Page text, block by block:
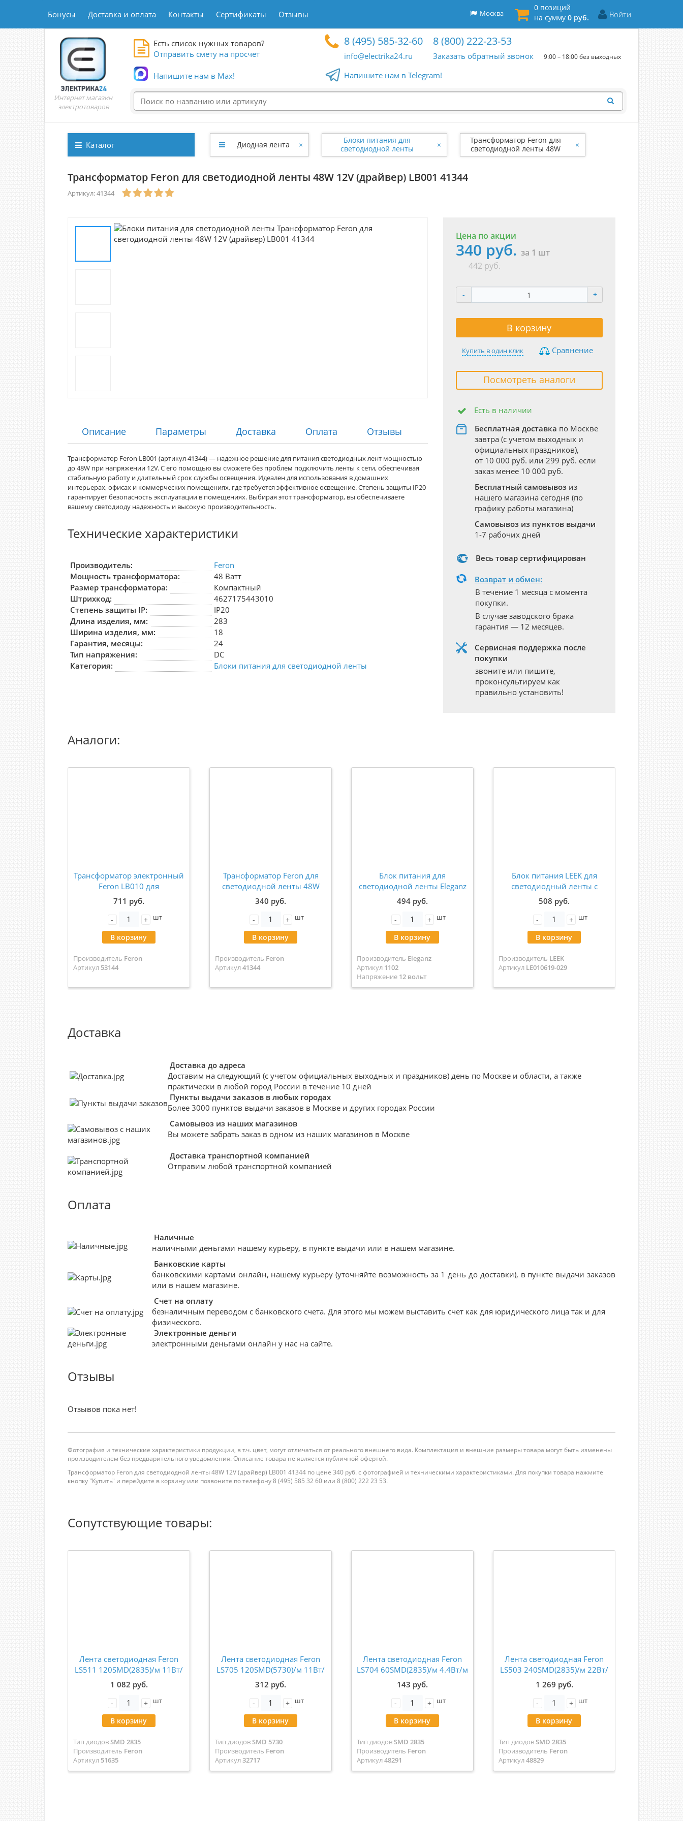
Бонусы Доставка и оплата Контакты Сертификаты Отзывы Войти
0 позиций
на сумму 0 руб.
Москва
Интернет магазин
электротоваров
Есть список нужных товаров?
Отправить смету на просчет
Напишите нам в Max!
8 (495) 585-32-60
info@electrika24.ru
8 (800) 222-23-53
Заказать обратный звонок 9:00 – 18:00 без выходных
Напишите нам в Telegram!
Каталог Диодная лента ×
Блоки питания для
светодиодной ленты
×
Трансформатор Feron для
светодиодной ленты 48W
12V (драйвер) LB001 41344
×
Трансформатор Feron для светодиодной ленты 48W 12V (драйвер) LB001 41344
Артикул: 41344
Цена по акции
340 руб. за 1 шт
442 руб.
- +
В корзину
Купить в один клик Сравнение
Посмотреть аналоги
Есть в наличии
Бесплатная доставка по Москве
завтра (с учетом выходных и
официальных праздников),
от 10 000 руб. или 299 руб. если
заказ менее 10 000 руб.
Бесплатный самовывоз из
нашего магазина сегодня (по
графику работы магазина)
Самовывоз из пунктов выдачи
1-7 рабочих дней
Весь товар сертифицирован
Возврат и обмен:
В течение 1 месяца с момента
покупки.
В случае заводского брака
гарантия — 12 месяцев.
Сервисная поддержка после
покупки
звоните или пишите,
проконсультируем как
правильно установить!
Описание Параметры Доставка Оплата Отзывы
Трансформатор Feron LB001 (артикул 41344) — надежное решение для питания светодиодных лент мощностью
до 48W при напряжении 12V. С его помощью вы сможете без проблем подключить ленты к сети, обеспечивая
стабильную работу и длительный срок службы освещения. Идеален для использования в домашних
интерьерах, офисах и коммерческих помещениях, где требуется эффективное освещение. Степень защиты IP20
гарантирует безопасность эксплуатации в помещениях. Выбирая этот трансформатор, вы обеспечиваете
вашему светодиоду надежность и высокую производительность.
Технические характеристики
Производитель:
Feron
Мощность трансформатора:
48 Ватт
Размер трансформатора:
Компактный
Штрихкод:
4627175443010
Степень защиты IP:
IP20
Длина изделия, мм:
283
Ширина изделия, мм:
18
Гарантия, месяцы:
24
Тип напряжения:
DC
Категория:
Блоки питания для светодиодной ленты
Аналоги:
Трансформатор электронный
Feron LB010 для
светодиодной ленты 48W
24V 93*33.8*13мм IP20
(драйвер) 53144
711 руб.
- + шт
В корзину
Производитель Feron
Артикул 53144
Трансформатор Feron для
светодиодной ленты 48W
12V (драйвер) LB001 41344
340 руб.
- + шт
В корзину
Производитель Feron
Артикул41344
Блок питания для
светодиодной ленты Eleganz
12V 48W IP20 карандаш
узкий 1102
494 руб.
- + шт
В корзину
Производитель Eleganz
Артикул 1102
Напряжение 12 вольт
Блок питания LEEK для
светодиодный ленты с
вилкой 12В 48Вт IP20
LE010619-029
508 руб.
- + шт
В корзину
Производитель LEEK
Артикул LE010619-029
Доставка
Доставка до адреса
Доставим на следующий (с учетом официальных выходных и праздников) день по Москве и области, а также
практически в любой город России в течение 10 дней
Пункты выдачи заказов в любых городах
Более 3000 пунктов выдачи заказов в Москве и других городах России
Самовывоз из наших магазинов
Вы можете забрать заказ в одном из наших магазинов в Москве
Доставка транспортной компанией
Отправим любой транспортной компанией
Оплата
Наличные
наличными деньгами нашему курьеру, в пункте выдачи или в нашем магазине.
Банковские карты
банковскими картами онлайн, нашему курьеру (уточняйте возможность за 1 день до доставки), в пункте выдачи заказов
или в нашем магазине.
Счет на оплату
безналичным переводом с банковского счета. Для этого мы можем выставить счет как для юридического лица так и для
физического.
Электронные деньги
электронными деньгами онлайн у нас на сайте.
Отзывы
Отзывов пока нет!
Фотография и технические характеристики продукции, в т.ч. цвет, могут отличаться от реального внешнего вида. Комплектация и внешние размеры товара могут быть изменены
производителем без предварительного уведомления. Описание товара не является публичной офертой.
Трансформатор Feron для светодиодной ленты 48W 12V (драйвер) LB001 41344 по цене 340 руб. с фотографией и техническими характеристиками. Для покупки товара нажмите
кнопку "Купить" и перейдите в корзину или позвоните по телефону 8 (495) 585 32 60 или 8 (800) 222 23 53.
Сопутствующие товары:
Лента светодиодная Feron
LS511 120SMD(2835)/м 11Вт/
м 24V 4000К IP65 5 метров
51635
1 082 руб.
- + шт
В корзину
Тип диодовSMD 2835
Производитель Feron
Артикул 51635
Лента светодиодная Feron
LS705 120SMD(5730)/м 11Вт/
м 220V 6500K IP65 50 метров
(цена за метр) 32717
312 руб.
- + шт
В корзину
Тип диодовSMD 5730
Производитель Feron
Артикул32717
Лента светодиодная Feron
LS704 60SMD(2835)/м 4.4Вт/м
220V 4000K IP65 100 метров
(цена за метр) 48291
143 руб.
- + шт
В корзину
Тип диодовSMD 2835
Производитель Feron
Артикул48291
Лента светодиодная Feron
LS503 240SMD(2835)/м 22Вт/
м 24V 3000К IP20 5 метров
48829
1 269 руб.
- + шт
В корзину
Тип диодовSMD 2835
Производитель Feron
Артикул48829